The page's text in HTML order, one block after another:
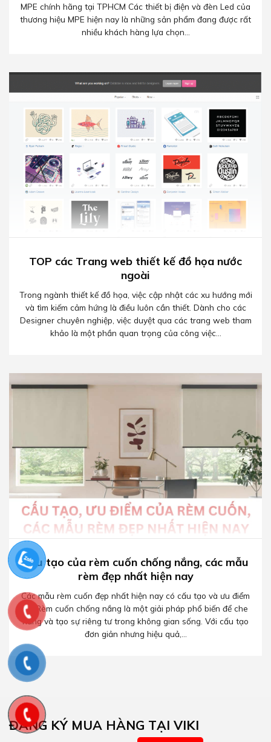
MPE chính hãng tại TPHCM Các thiết bị điện và đèn Led của
thương hiệu MPE hiện nay là những sản phẩm đang được rất
nhiều khách hàng lựa chọn...
TOP các Trang web thiết kế đồ họa nước
ngoài
Trong ngành thiết kế đồ họa, việc cập nhật các xu hướng mới
và tìm kiếm cảm hứng là điều luôn cần thiết. Dành cho các
Designer chuyên nghiệp, việc duyệt qua các trang web tham
khảo là một phần quan trọng của công việc...
Cấu tạo của rèm cuốn chống nắng, các mẫu
rèm đẹp nhất hiện nay
Các mẫu rèm cuốn đẹp nhất hiện nay có cấu tạo và ưu điểm
gì? Rèm cuốn chống nắng là một giải pháp phổ biến để che
nắng và tạo sự riêng tư trong không gian sống. Với cấu tạo
đơn giản nhưng hiệu quả,...
ĐĂNG KÝ MUA HÀNG TẠI VIKI